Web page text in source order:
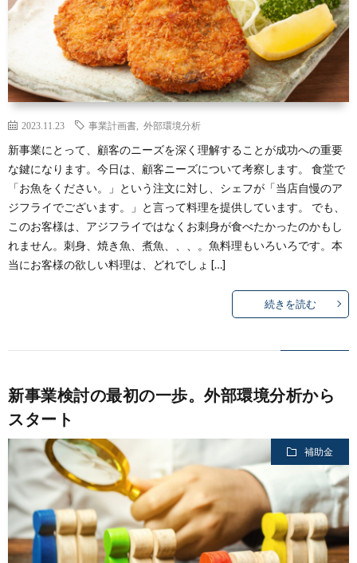
2023.11.23 事業計画書 外部環境分析
新事業にとって、顧客のニーズを深く理解することが成功への重要
な鍵になります。今日は、顧客ニーズについて考察します。 食堂で
「お魚をください。」という注文に対し、シェフが「当店自慢のア
ジフライでございます。」と言って料理を提供しています。 でも、
このお客様は、アジフライではなくお刺身が食べたかったのかもし
れません。刺身、焼き魚、煮魚、、、。魚料理もいろいろです。本
当にお客様の欲しい料理は、どれでしょ […]
続きを読む
新事業検討の最初の一歩。外部環境分析から
スタート
補助金